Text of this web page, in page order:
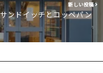
新しい投稿
ンドイッチとコッペパン